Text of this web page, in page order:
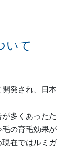
いて
発され、日本
多くあったた
の育毛効果が
現在ではルミガ